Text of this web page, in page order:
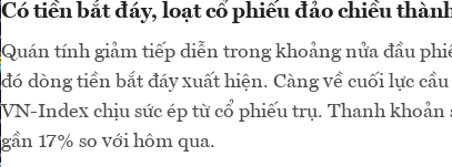
Có tiền bắt đáy, loạt cổ phiếu đảo chiều
Quán tính giảm tiếp diễn trong khoảng nửa đầu
đó dòng tiền bắt đáy xuất hiện. Càng về cuối lực
VN-Index chịu sức ép từ cổ phiếu trụ. Thanh khoản
gần 17% so với hôm qua.